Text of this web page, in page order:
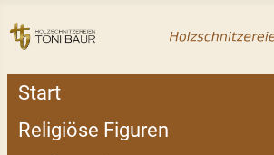
Start
Religiöse Figuren